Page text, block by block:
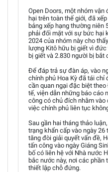
Open Doors, một nhóm
hại trên toàn thế giới, đã
bảng xếp hạng thường niên
phải đối mặt với sự bức hại
2024 của nhóm này cho
lượng Kitô hữu bị giết vì
bị giết và 2.830 người bị bắt
Để đáp trả sự đàn áp, vào
chính phủ Hoa Kỳ đã tái chỉ
cần quan ngại đặc biệt
tế, viện dẫn những báo cáo
công có chủ đích nhằm vào
việc chính phủ liên tục
Sau gần hai tháng thảo
trạng khẩn cấp vào ngày
tăng đòi giải quyết vấn đề,
tấn công vào ngày Giáng
bố có liên hệ với Nhà nước
bắc nước này, nơi các
thiết lập chỗ đứng.